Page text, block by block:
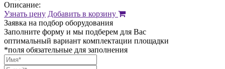
Описание:
Узнать цену Добавить в корзину
Заявка на подбор оборудования
Заполните форму и мы подберем для Вас
оптимальный вариант комплектации площадки
*поля обязательные для заполнения